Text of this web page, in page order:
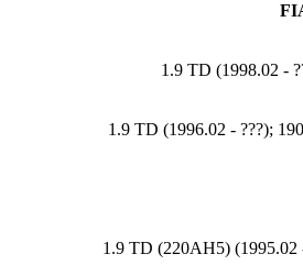
1.9 TD (1998.02 -
1.9 TD (1996.02 - ???);
1.9 TD (220AH5) (1995.02